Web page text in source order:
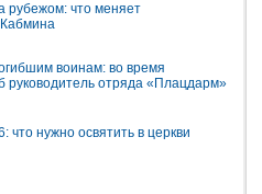
рубежом: что меняет
воинам: во время
руководитель отряда «Плацдарм»
нужно освятить в церкви